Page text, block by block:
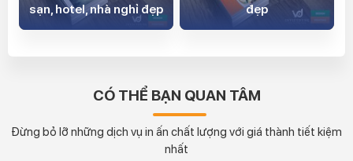
sạn, hotel, nhà nghỉ đẹp
đẹp
CÓ THỂ BẠN QUAN TÂM
Đừng bỏ lỡ những dịch vụ in ấn chất lượng với giá thành tiết kiệm
nhất